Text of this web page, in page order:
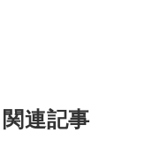
関連記事